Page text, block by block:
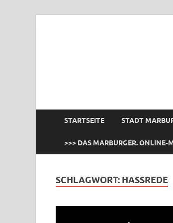
STARTSEITE STADT
>>> DAS MARBURGER.
SCHLAGWORT: HASSREDE